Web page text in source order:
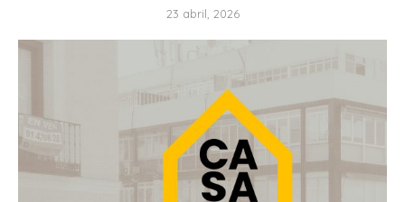
23 abril, 2026